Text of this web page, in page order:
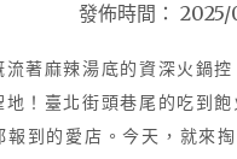
發佈時間：
著麻辣湯底的資深火鍋控
！臺北街頭巷尾的吃到
報到的愛店。今天，就來